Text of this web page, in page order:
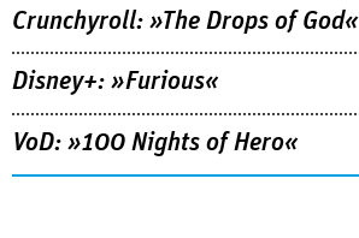
Crunchyroll: »The Drops of God«
Disney+: »Furious«
VoD: »100 Nights of Hero«